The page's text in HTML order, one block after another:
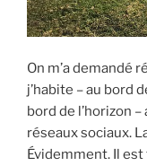
On m’a demandé
j’habite – au bord
bord de l’horizon
réseaux sociaux.
Évidemment. Il